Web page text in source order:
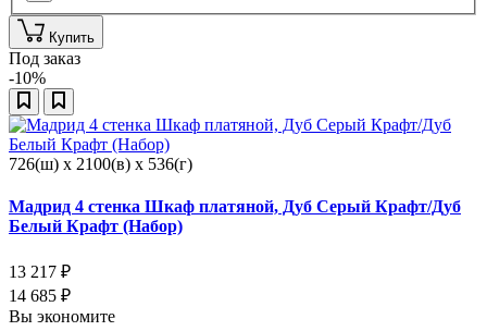
Купить
Под заказ
-10%
726(ш) x 2100(в) x 536(г)
Мадрид 4 стенка Шкаф платяной, Дуб Серый Крафт/Дуб
Белый Крафт (Набор)
13 217 ₽
14 685 ₽
Вы экономите